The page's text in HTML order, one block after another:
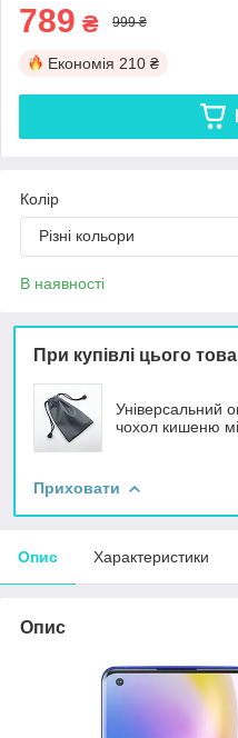
789 ₴ 999 ₴
Економія 210 ₴
Колір
Різні кольори
В наявності
При купівлі цього
Універсальний
чохол кишеню
Приховати
Опис Характеристики
Опис